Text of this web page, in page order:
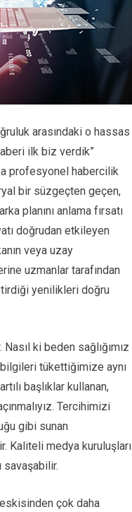
arasındaki o hassas
ilk biz verdik”
profesyonel habercilik
bir süzgeçten geçen,
planını anlama fırsatı
doğrudan etkileyen
veya uzay
uzmanlar tarafından
yenilikleri doğru
ki beden sağlığımız
tükettiğimize aynı
başlıklar kullanan,
Tercihimizi
gibi sunan
Kaliteli medya kuruluşları
savaşabilir.
çok daha